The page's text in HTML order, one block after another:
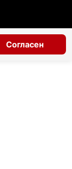
Согласен